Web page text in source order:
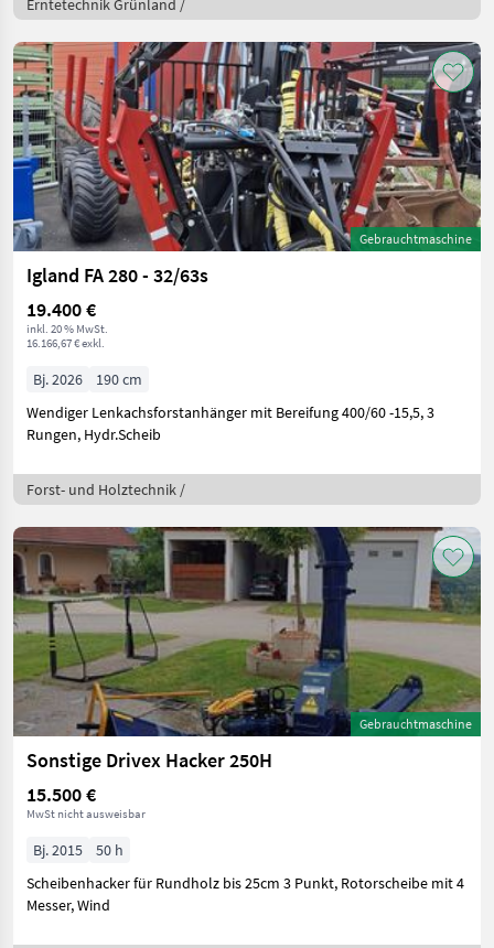
Erntetechnik Grünland /
Gebrauchtmaschine
Igland FA 280 - 32/63s
19.400 €
inkl. 20 % MwSt.
16.166,67 € exkl.
Bj. 2026
190 cm
Wendiger Lenkachsforstanhänger mit Bereifung 400/60 -15,5, 3
Rungen, Hydr.Scheib
Forst- und Holztechnik /
Gebrauchtmaschine
Sonstige Drivex Hacker 250H
15.500 €
MwSt nicht ausweisbar
Bj. 2015
50 h
Scheibenhacker für Rundholz bis 25cm 3 Punkt, Rotorscheibe mit 4
Messer, Wind